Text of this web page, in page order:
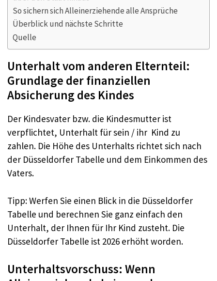
So sichern sich Alleinerziehende alle Ansprüche
Überblick und nächste Schritte
Quelle
Unterhalt vom anderen Elternteil:
Grundlage der finanziellen
Absicherung des Kindes
Der Kindesvater bzw. die Kindesmutter ist
verpflichtet, Unterhalt für sein / ihr Kind zu
zahlen. Die Höhe des Unterhalts richtet sich nach
der Düsseldorfer Tabelle und dem Einkommen des
Vaters.
Tipp: Werfen Sie einen Blick in die Düsseldorfer
Tabelle und berechnen Sie ganz einfach den
Unterhalt, der Ihnen für Ihr Kind zusteht. Die
Düsseldorfer Tabelle ist 2026 erhöht worden.
Unterhaltsvorschuss: Wenn